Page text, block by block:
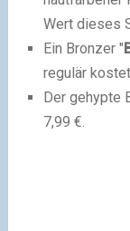
Wert dieses
Ein Bronzer "
regulär
Der gehypte
7,99 €.